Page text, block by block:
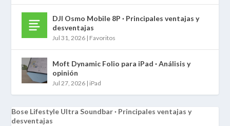
DJI Osmo Mobile 8P · Principales ventajas y
desventajas
Jul 31, 2026 | Favoritos
Moft Dynamic Folio para iPad · Análisis y
opinión
Jul 27, 2026 | iPad
Bose Lifestyle Ultra Soundbar · Principales ventajas y
desventajas